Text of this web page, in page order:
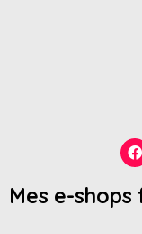
Mes e-